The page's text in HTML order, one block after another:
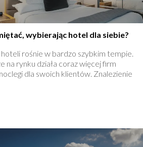
wybierając hotel dla siebie?
rośnie w bardzo szybkim tempie.
na rynku działa coraz więcej firm
dla swoich klientów. Znalezienie